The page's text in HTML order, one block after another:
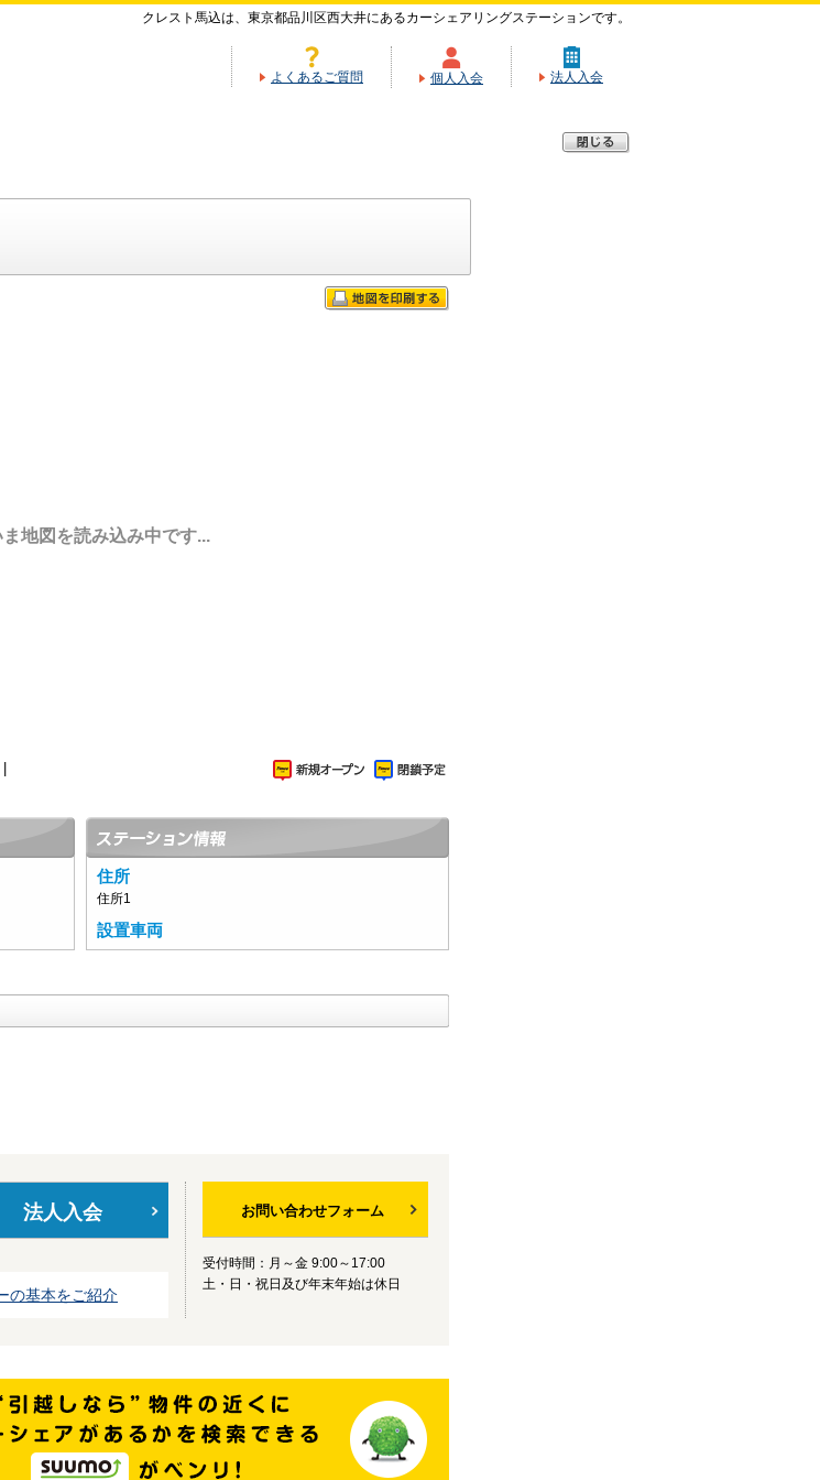
クレスト馬込は、東京都品川区西大井にあるカーシェアリングステーションです。
よくあるご質問 個人入会 法人入会
地図を読み込み中です...
住所
住所1
設置車両
法人入会
の基本をご紹介
お問い合わせフォーム
受付時間：月～金 9:00～17:00
土・日・祝日及び年末年始は休日